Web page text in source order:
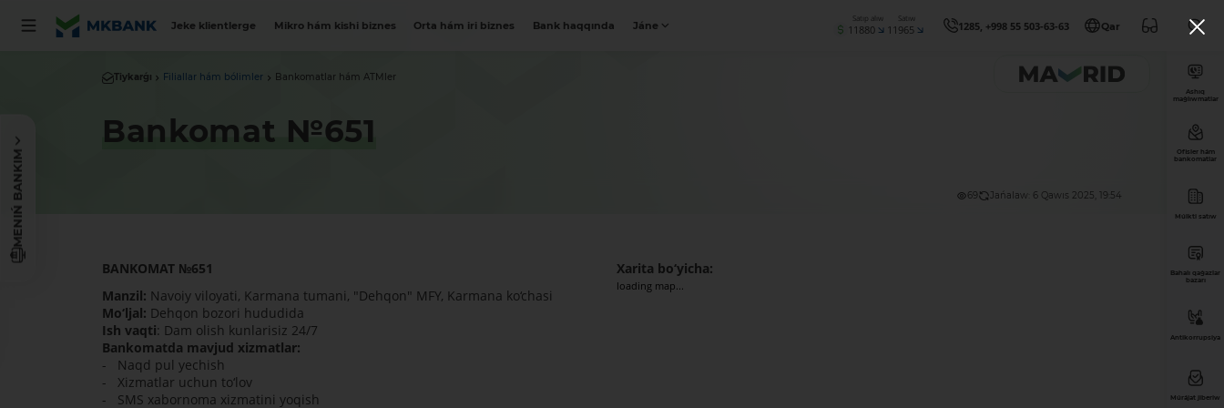
Jeke klientlerge Mikro hám kishi biznes Orta hám iri biznes Bank haqqında Jáne
Satıp alıw
11880
Satıw
11965 1285, +998 55 503-63-63 Qar
MENIŃ BANKIM
Tiykarǵı Filiallar hám bólimler Bankomatlar hám ATMler
Bankomat №651
69 Jańalaw: 6 Qawıs 2025, 19:54
BANKOMAT №651
Manzil: Navoiy viloyati, Karmana tumani, "Dehqon" MFY, Karmana ko‘chasi
Mo‘ljal: Dehqon bozori hududida
Ish vaqti: Dam olish kunlarisiz 24/7
Bankomatda mavjud xizmatlar:
- Naqd pul yechish
- Xizmatlar uchun to‘lov
- SMS xabornoma xizmatini yoqish
Xarita bo‘yicha:
loading map...
Ashıq
maǵlıwmatlar
Ofisler hám
bankomatlar
Múlkti satıw
Bahalı qaǵazlar
bazarı
Antikorrupsiya
Múrájat jiberiw